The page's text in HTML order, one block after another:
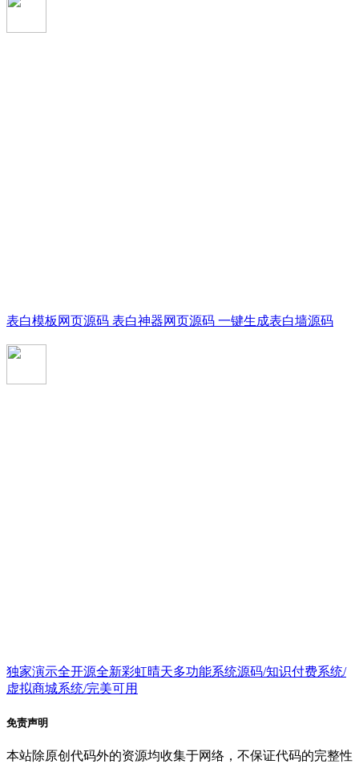
表白模板网页源码 表白神器网页源码 一键生成表白墙源码
独家演示全开源全新彩虹晴天多功能系统源码/知识付费系统/
虚拟商城系统/完美可用
免责声明
本站除原创代码外的资源均收集于网络，不保证代码的完整性